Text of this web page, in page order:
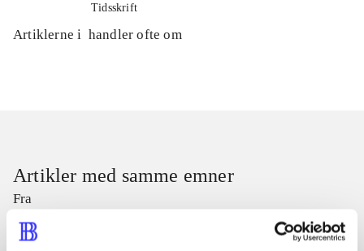
Tidsskrift
Artiklerne i handler ofte om
Artikler med samme emner
Fra